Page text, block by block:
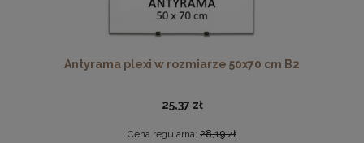
Ramka na zdjęcia 48 x 68,3 cm biała, z naturalnego drewna
60,99 zł
DO KOSZYKA
Antyrama plexi w rozmiarze 50x70 cm B2
25,37 zł
Cena regularna: 28,19 zł